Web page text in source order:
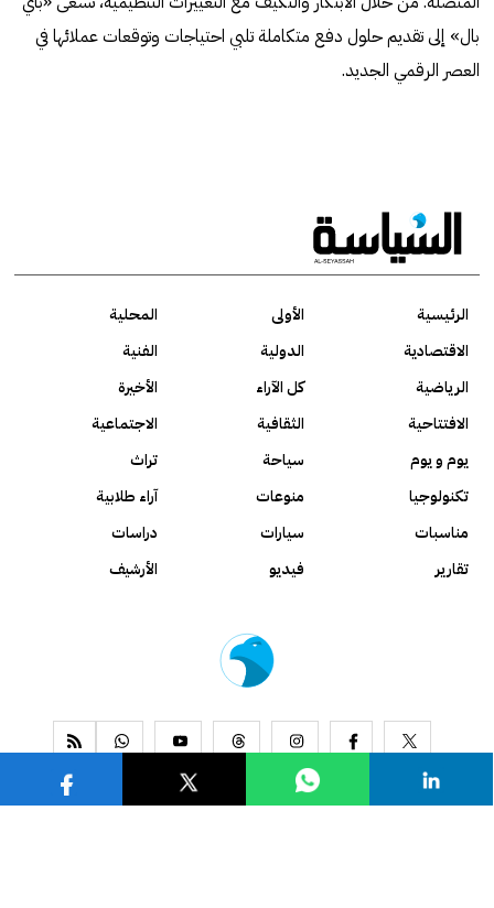
بال» إلى تقديم حلول دفع متكاملة تلبي احتياجات وتوقعات عملائها في
العصر الرقمي الجديد.
الرئيسية الأولى
المحلية
الاقتصادية
الدولية
الفنية
الرياضية
كل الآراء
الأخيرة
الافتتاحية
الثقافية
الاجتماعية
يوم و يوم
سياحة
تراث
تكنولوجيا
منوعات
آراء طلابية
مناسبات
سيارات
دراسات
تقارير
فيديو الأرشيف